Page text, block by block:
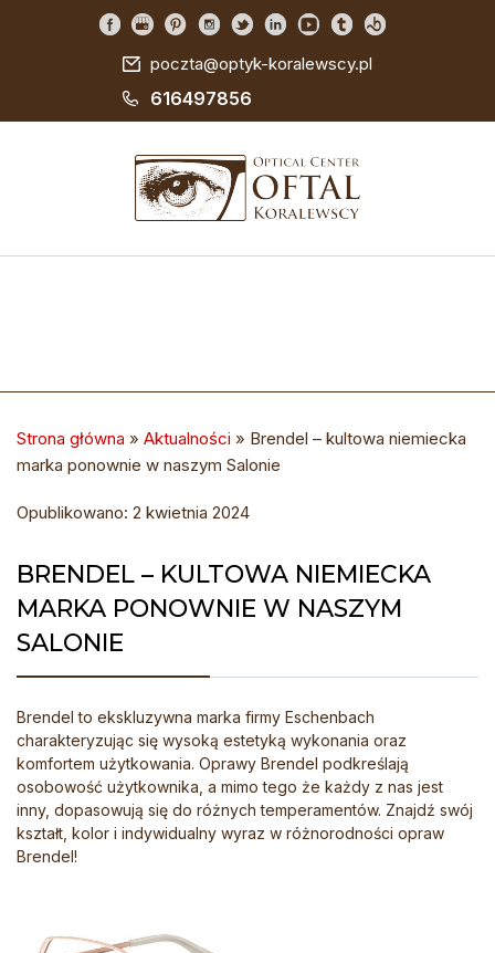
poczta@optyk-koralewscy.pl
616497856
Strona główna » Aktualności » Brendel – kultowa niemiecka
marka ponownie w naszym Salonie
Opublikowano: 2 kwietnia 2024
BRENDEL – KULTOWA NIEMIECKA
MARKA PONOWNIE W NASZYM
SALONIE
Brendel to ekskluzywna marka firmy Eschenbach
charakteryzując się wysoką estetyką wykonania oraz
komfortem użytkowania. Oprawy Brendel podkreślają
osobowość użytkownika, a mimo tego że każdy z nas jest
inny, dopasowują się do różnych temperamentów. Znajdź swój
kształt, kolor i indywidualny wyraz w różnorodności opraw
Brendel!